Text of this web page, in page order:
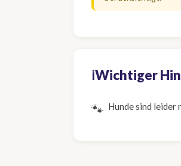
ℹ️Wichtiger
🐾 Hunde sind leider